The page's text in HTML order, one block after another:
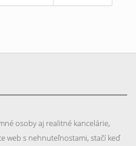
osoby aj realitné kancelárie,
web s nehnuteľnostami, stačí keď